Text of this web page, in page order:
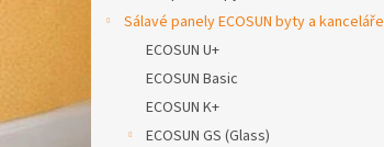
a
Sálavé panely ECOSUN byty a kanceláře
ECOSUN U+
ECOSUN Basic
ECOSUN K+
ECOSUN GS (Glass)